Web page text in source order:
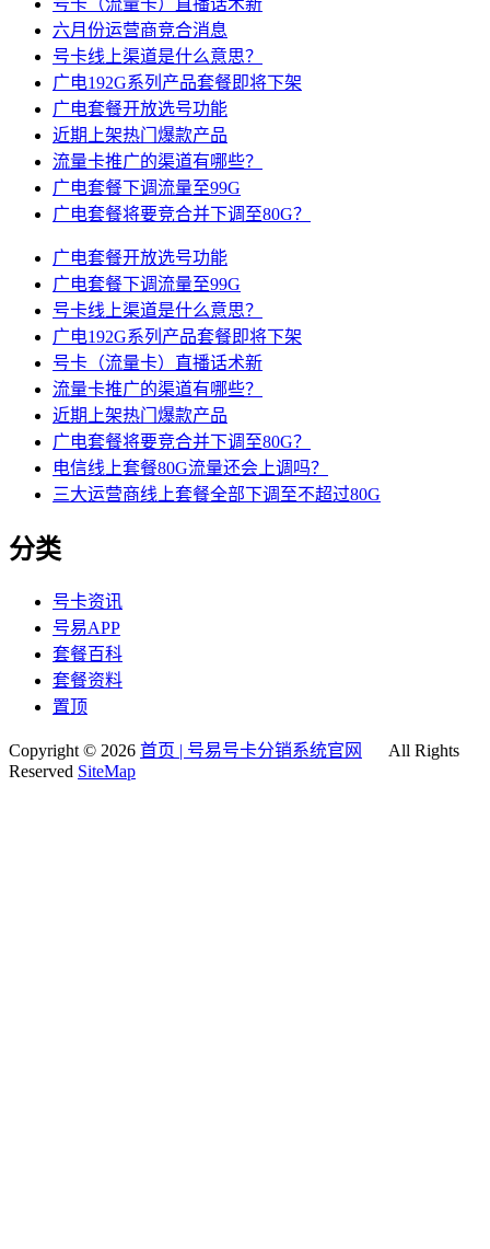
六月份运营商竞合消息
号卡线上渠道是什么意思？
广电192G系列产品套餐即将下架
广电套餐开放选号功能
近期上架热门爆款产品
流量卡推广的渠道有哪些？
广电套餐下调流量至99G
广电套餐将要竞合并下调至80G？
广电套餐开放选号功能
广电套餐下调流量至99G
号卡线上渠道是什么意思？
广电192G系列产品套餐即将下架
号卡（流量卡）直播话术新
流量卡推广的渠道有哪些？
近期上架热门爆款产品
广电套餐将要竞合并下调至80G？
电信线上套餐80G流量还会上调吗？
三大运营商线上套餐全部下调至不超过80G
分类
号卡资讯
号易APP
套餐百科
套餐资料
置顶
Copyright © 2026 首页 | 号易号卡分销系统官网
All Rights
Reserved SiteMap